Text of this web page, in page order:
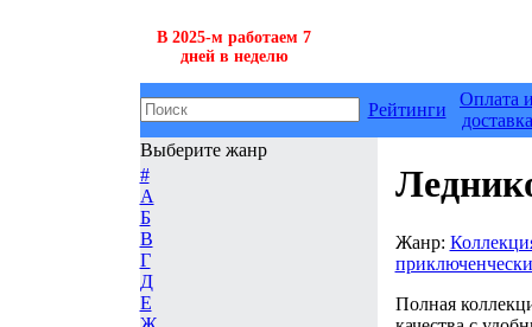
В 2025-м работаем 7
дней в неделю
Рейтинги
Оплата
доставка
Выберите жанр
#
А
Б
В
Г
Д
Е
Жанр:
Полная